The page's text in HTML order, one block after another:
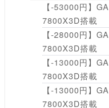
【-53000円】
7800X3D搭載
【-28000円】
7800X3D搭載
【-13000円】
7800X3D搭載
【-13000円】
7800X3D搭載